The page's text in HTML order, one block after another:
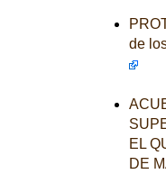
de
EL
DE